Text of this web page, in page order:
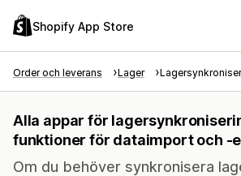
Shopify App Store
Order och leverans Lager
Alla appar för
funktioner för dataimport och -
Om du behöver synkronisera